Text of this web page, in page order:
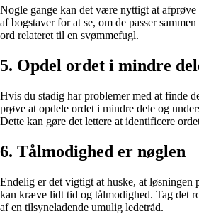
Nogle gange kan det være nyttigt at
af bogstaver for at se, om de passer
ord relateret til en svømmefugl.
5. Opdel ordet i mindre
Hvis du stadig har problemer med at finde
prøve at opdele ordet i mindre dele og
Dette kan gøre det lettere at identificere
6. Tålmodighed er nøglen
Endelig er det vigtigt at huske, at løsningen
kan kræve lidt tid og tålmodighed. Tag det
af en tilsyneladende umulig ledetråd.